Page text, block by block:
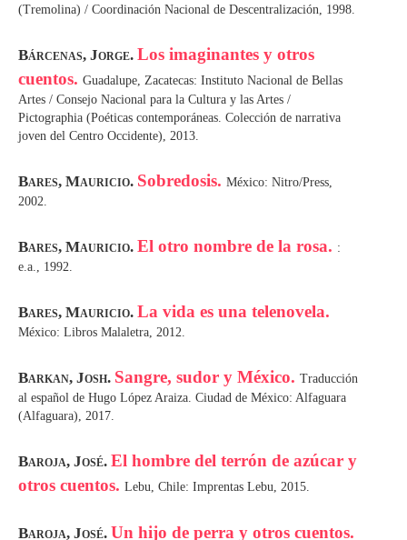
(Tremolina) / Coordinación Nacional de Descentralización, 1998.
Bárcenas, Jorge. Los imaginantes y otros
cuentos. Guadalupe, Zacatecas: Instituto Nacional de Bellas
Artes / Consejo Nacional para la Cultura y las Artes /
Pictographia (Poéticas contemporáneas. Colección de narrativa
joven del Centro Occidente), 2013.
Bares, Mauricio. Sobredosis. México: Nitro/Press,
2002.
Bares, Mauricio. El otro nombre de la rosa. :
e.a., 1992.
Bares, Mauricio. La vida es una telenovela.
México: Libros Malaletra, 2012.
Barkan, Josh. Sangre, sudor y México. Traducción
al español de Hugo López Araiza. Ciudad de México: Alfaguara
(Alfaguara), 2017.
Baroja, José. El hombre del terrón de azúcar y
otros cuentos. Lebu, Chile: Imprentas Lebu, 2015.
Baroja, José. Un hijo de perra y otros cuentos.